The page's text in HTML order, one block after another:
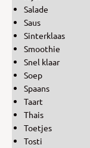
Salade
Saus
Sinterklaas
Smoothie
Snel klaar
Soep
Spaans
Taart
Thais
Toetjes
Tosti